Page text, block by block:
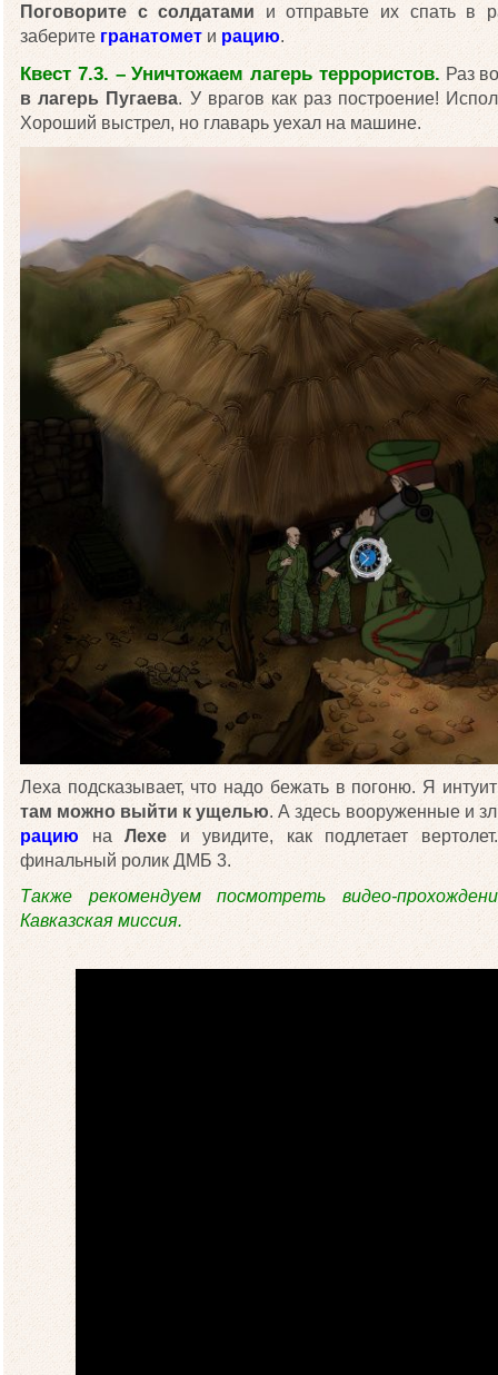
Поговорите с солдатами и отправьте их спать в
заберите гранатомет и рацию.
Квест 7.3. – Уничтожаем лагерь террористов. Раз
в лагерь Пугаева. У врагов как раз построение!
Хороший выстрел, но главарь уехал на машине.
Леха подсказывает, что надо бежать в погоню. Я
там можно выйти к ущелью. А здесь вооруженные и
рацию на Лехе и увидите, как подлетает
финальный ролик ДМБ 3.
Также рекомендуем посмотреть видео-
Кавказская миссия.